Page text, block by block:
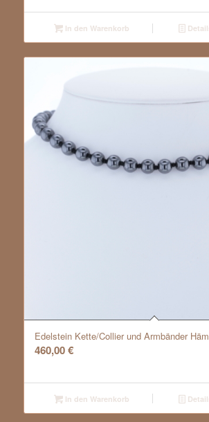
In den Warenkorb
Edelstein Kette/Collier und Armbänder
460,00€
In den Warenkorb